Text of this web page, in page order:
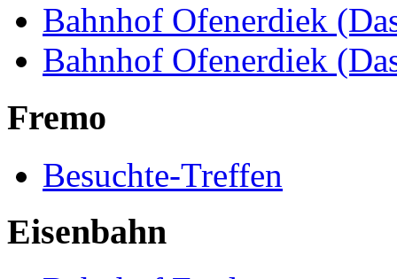
Bahnhof Ofenerdiek
Bahnhof Ofenerdiek
Fremo
Besuchte-Treffen
Eisenbahn